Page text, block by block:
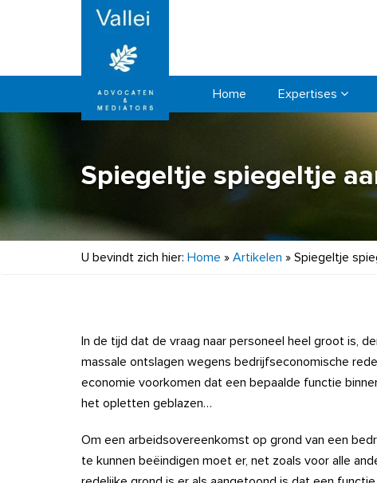
Home Expertises
Spiegeltje spiegeltje
U bevindt zich hier: Home » Artikelen » Spiegeltje
In de tijd dat de vraag naar personeel heel groot is,
massale ontslagen wegens bedrijfseconomische
economie voorkomen dat een bepaalde functie
het opletten geblazen…
Om een arbeidsovereenkomst op grond van een
te kunnen beëindigen moet er, net zoals voor alle